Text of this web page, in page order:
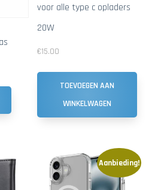
voor alle type c opladers
20W
€15.00
TOEVOEGEN AAN
WINKELWAGEN
Aanbieding!